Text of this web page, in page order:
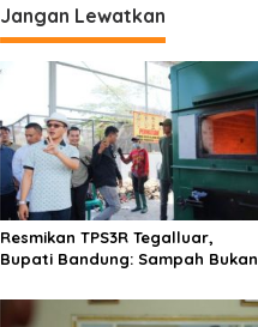
i
g
a
s
i
p
o
s
Jangan Lewatkan
Resmikan TPS3R Tegalluar,
Bupati Bandung: Sampah Bukan